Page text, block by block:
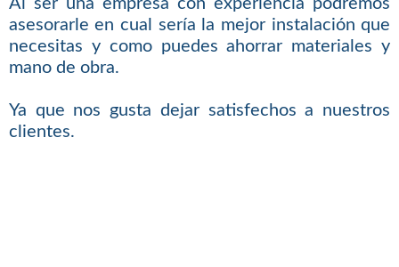
Al ser una empresa con experiencia podremos
asesorarle en cual sería la mejor instalación que
necesitas y como puedes ahorrar materiales y
mano de obra.
Ya que nos gusta dejar satisfechos a nuestros
clientes.